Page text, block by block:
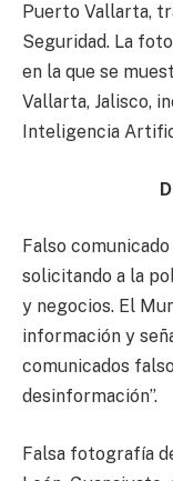
Puerto Vallarta,
Seguridad. La
en la que se
Vallarta, Jalisco,
Inteligencia
Falso
solicitando a la
y negocios. El
información y
comunicados
desinformación”.
Falsa fotografía